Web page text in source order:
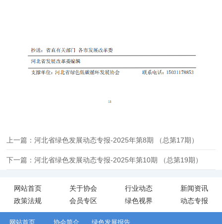
上一篇：河北省绿色发展动态专报-2025年第8期 （总第17期）
下一篇：河北省绿色发展动态专报-2025年第10期 （总第19期）
网站首页 关于协会 行业动态
新闻资讯
政策法规
会员专区 绿色视界 动态专报
网站首页 协会简介 绿色发展报告